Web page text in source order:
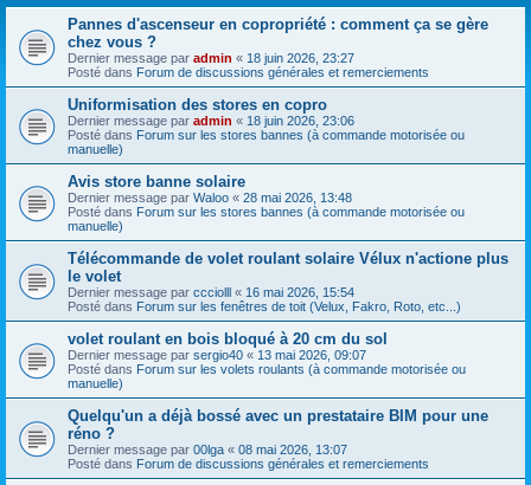
Pannes d'ascenseur en copropriété : comment ça se gère
chez vous ?
Dernier message par admin « 18 juin 2026, 23:27
Posté dans Forum de discussions générales et remerciements
Uniformisation des stores en copro
Dernier message par admin « 18 juin 2026, 23:06
Posté dans Forum sur les stores bannes (à commande motorisée ou
manuelle)
Avis store banne solaire
Dernier message par Waloo « 28 mai 2026, 13:48
Posté dans Forum sur les stores bannes (à commande motorisée ou
manuelle)
Télécommande de volet roulant solaire Vélux n'actione plus
le volet
Dernier message par ccciolll « 16 mai 2026, 15:54
Posté dans Forum sur les fenêtres de toit (Velux, Fakro, Roto, etc...)
volet roulant en bois bloqué à 20 cm du sol
Dernier message par sergio40 « 13 mai 2026, 09:07
Posté dans Forum sur les volets roulants (à commande motorisée ou
manuelle)
Quelqu'un a déjà bossé avec un prestataire BIM pour une
réno ?
Dernier message par 00lga « 08 mai 2026, 13:07
Posté dans Forum de discussions générales et remerciements